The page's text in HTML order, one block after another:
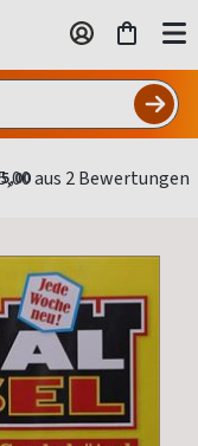
5,00